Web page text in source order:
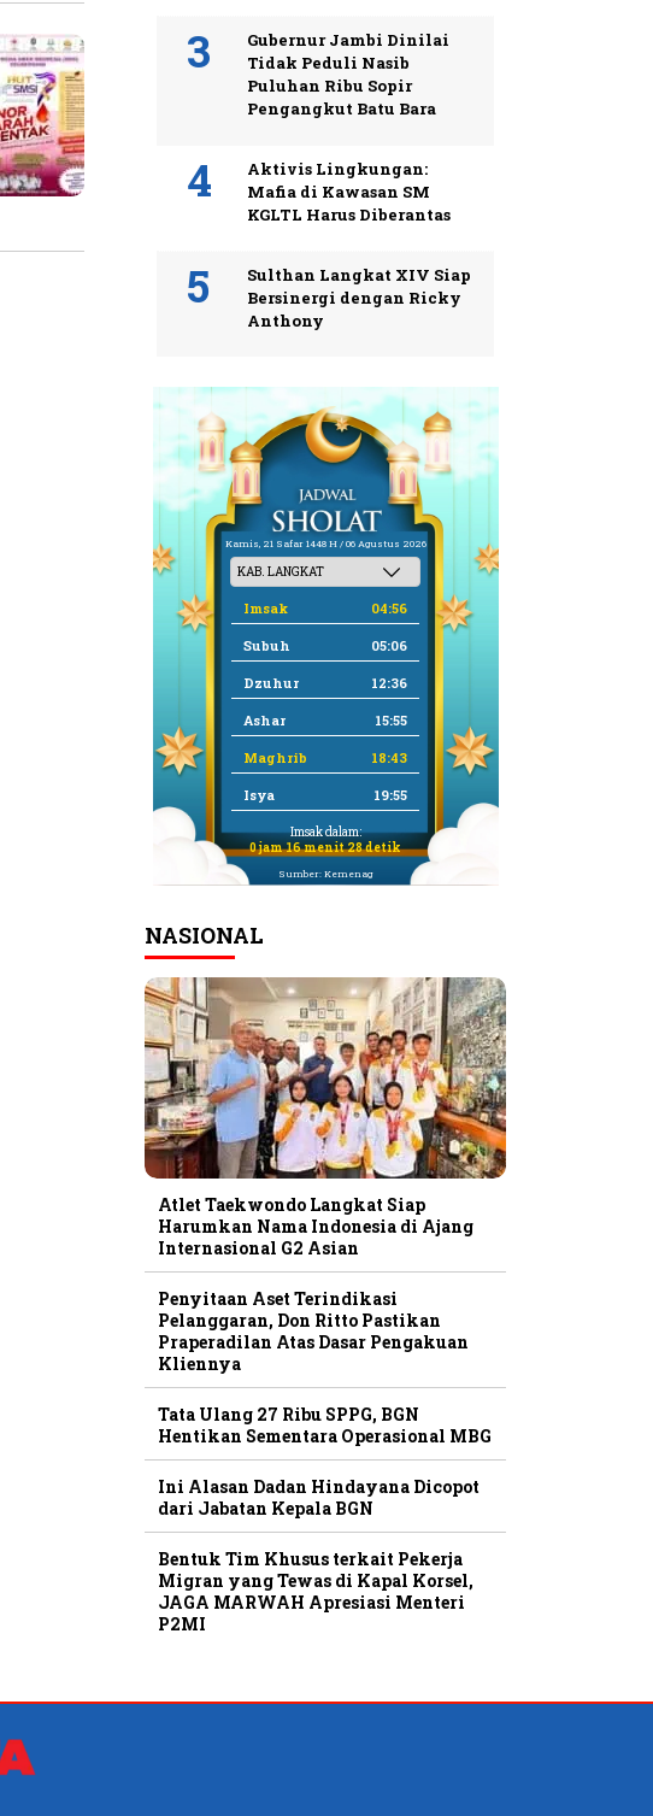
Gubernur Jambi Dinilai
Tidak Peduli Nasib
Puluhan Ribu Sopir
Pengangkut Batu Bara
Aktivis Lingkungan:
Mafia di Kawasan SM
KGLTL Harus Diberantas
Sulthan Langkat XIV Siap
Bersinergi dengan Ricky
Anthony
Kamis, 21 Safar 1448 H / 06 Agustus 2026
Imsak 04:56
Subuh 05:06
Dzuhur 12:36
Ashar 15:55
Maghrib 18:43
Isya 19:55
Imsak dalam:
0 jam 16 menit 28 detik
Sumber: Kemenag
NASIONAL
Atlet Taekwondo Langkat Siap
Harumkan Nama Indonesia di Ajang
Internasional G2 Asian
Penyitaan Aset Terindikasi
Pelanggaran, Don Ritto Pastikan
Praperadilan Atas Dasar Pengakuan
Kliennya
Tata Ulang 27 Ribu SPPG, BGN
Hentikan Sementara Operasional MBG
Ini Alasan Dadan Hindayana Dicopot
dari Jabatan Kepala BGN
Bentuk Tim Khusus terkait Pekerja
Migran yang Tewas di Kapal Korsel,
JAGA MARWAH Apresiasi Menteri
P2MI